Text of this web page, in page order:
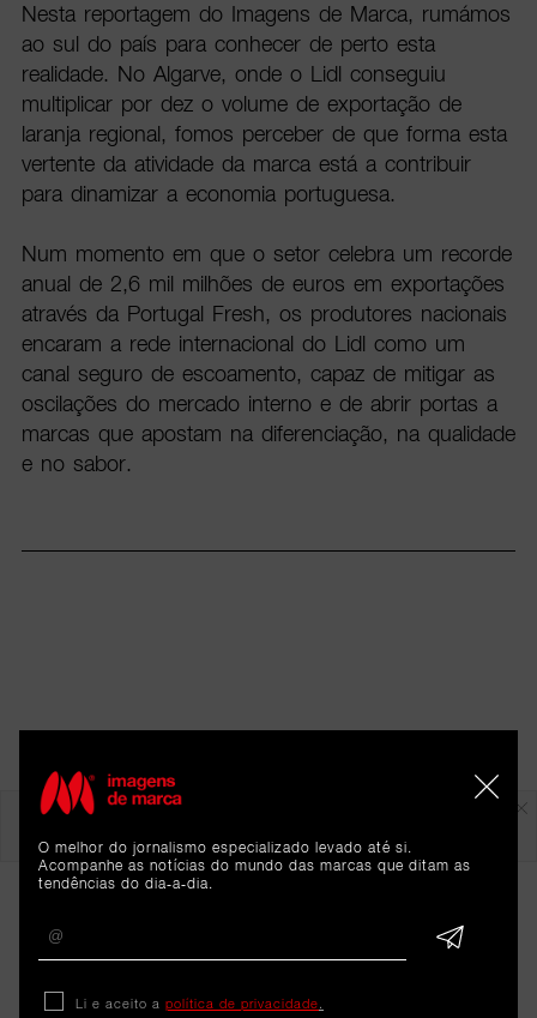
Nesta reportagem do Imagens de Marca, rumámos
ao sul do país para conhecer de perto esta
realidade. No Algarve, onde o Lidl conseguiu
multiplicar por dez o volume de exportação de
laranja regional, fomos perceber de que forma esta
vertente da atividade da marca está a contribuir
para dinamizar a economia portuguesa.
Num momento em que o setor celebra um recorde
anual de 2,6 mil milhões de euros em exportações
através da Portugal Fresh, os produtores nacionais
encaram a rede internacional do Lidl como um
canal seguro de escoamento, capaz de mitigar as
oscilações do mercado interno e de abrir portas a
marcas que apostam na diferenciação, na qualidade
e no sabor.
O melhor do jornalismo especializado levado até si.
Acompanhe as notícias do mundo das marcas que ditam as
tendências do dia-a-dia.
Li e aceito a política de privacidade